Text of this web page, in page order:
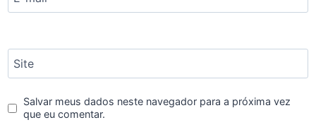
Site
Salvar meus dados neste navegador para a próxima vez
que eu comentar.